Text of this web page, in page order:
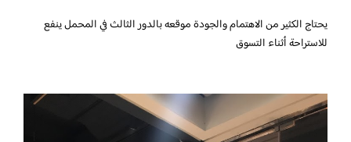
يحتاج الكثير من الاهتمام والجودة موقعه بالدور الثالث في المحمل ينفع
للاستراحة أثناء التسوق